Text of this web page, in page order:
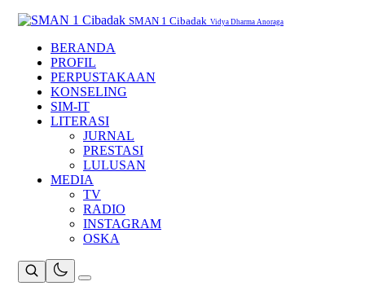
SMAN 1 Cibadak Vidya Dharma Anoraga
BERANDA
PROFIL
PERPUSTAKAAN
KONSELING
SIM-IT
LITERASI
JURNAL
PRESTASI
LULUSAN
MEDIA
TV
RADIO
INSTAGRAM
OSKA